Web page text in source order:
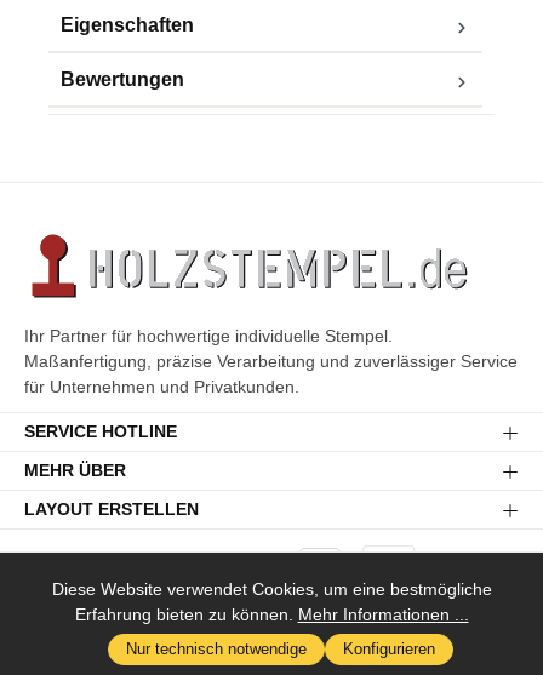
Eigenschaften
Bewertungen
Ihr Partner für hochwertige individuelle Stempel.
Maßanfertigung, präzise Verarbeitung und zuverlässiger Service
für Unternehmen und Privatkunden.
SERVICE HOTLINE
MEHR ÜBER
LAYOUT ERSTELLEN
* Alle Preise inkl. gesetzl. Mehrwertsteuer zzgl. Versandkosten
Nachnahmegebühren, wenn nicht anders angegeben.
Diese Website verwendet Cookies, um eine bestmögliche
Erfahrung bieten zu können. Mehr Informationen ...
Nur technisch notwendige Konfigurieren